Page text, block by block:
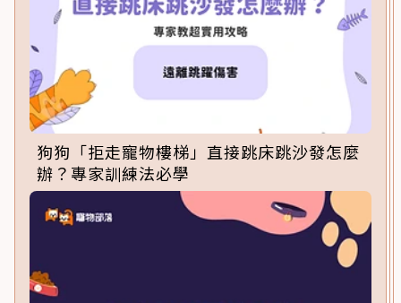
狗狗「拒走寵物樓梯」直接跳床跳沙發怎麼
辦？專家訓練法必學